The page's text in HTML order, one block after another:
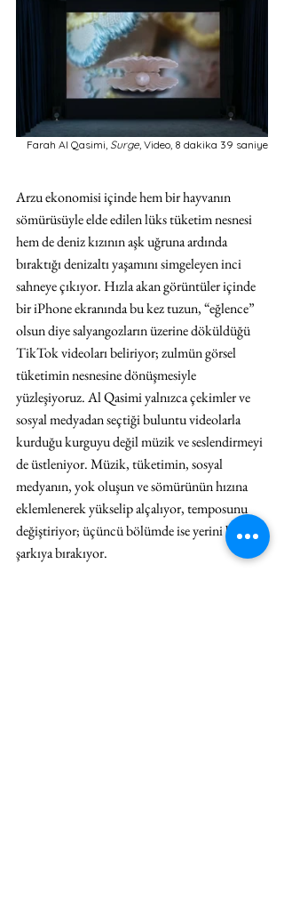
Farah Al Qasimi, Surge, Video, 8 dakika 39 saniye
Arzu ekonomisi içinde hem bir hayvanın
sömürüsüyle elde edilen lüks tüketim nesnesi
hem de deniz kızının aşk uğruna ardında
bıraktığı denizaltı yaşamını simgeleyen inci
sahneye çıkıyor. Hızla akan görüntüler içinde
bir iPhone ekranında bu kez tuzun, “eğlence”
olsun diye salyangozların üzerine döküldüğü
TikTok videoları beliriyor; zulmün görsel
tüketimin nesnesine dönüşmesiyle
yüzleşiyoruz. Al Qasimi yalnızca çekimler ve
sosyal medyadan seçtiği buluntu videolarla
kurduğu kurguyu değil müzik ve seslendirmeyi
de üstleniyor. Müzik, tüketimin, sosyal
medyanın, yok oluşun ve sömürünün hızına
eklemlenerek yükselip alçalıyor, temposunu
değiştiriyor; üçüncü bölümde ise yerini bir
şarkıya bırakıyor.